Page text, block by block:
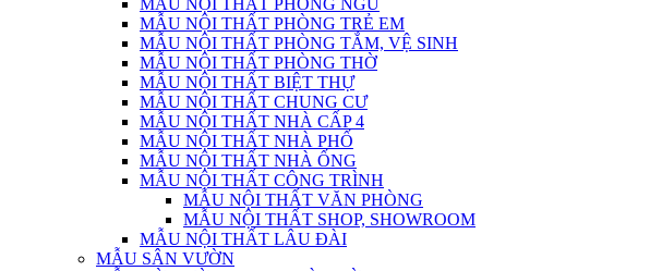
MẪU NỘI THẤT PHÒNG NGỦ
MẪU NỘI THẤT PHÒNG TRẺ EM
MẪU NỘI THẤT PHÒNG TẮM, VỆ SINH
MẪU NỘI THẤT PHÒNG THỜ
MẪU NỘI THẤT BIỆT THỰ
MẪU NỘI THẤT CHUNG CƯ
MẪU NỘI THẤT NHÀ CẤP 4
MẪU NỘI THẤT NHÀ PHỐ
MẪU NỘI THẤT NHÀ ỐNG
MẪU NỘI THẤT CÔNG TRÌNH
MẪU NỘI THẤT VĂN PHÒNG
MẪU NỘI THẤT SHOP, SHOWROOM
MẪU NỘI THẤT LÂU ĐÀI
MẪU SÂN VƯỜN